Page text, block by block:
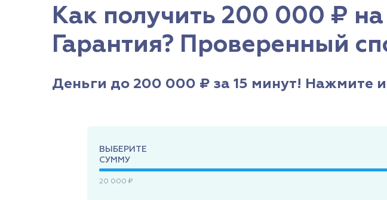
Как получить 200 000 ₽ на
Гарантия? Проверенный
Деньги до 200 000 ₽ за 15 минут! Нажмите
ВЫБЕРИТЕ
СУММУ
20 000 ₽